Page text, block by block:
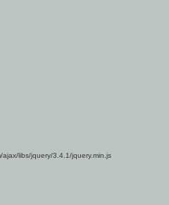
libs/jquery/3.4.1/jquery.min.js